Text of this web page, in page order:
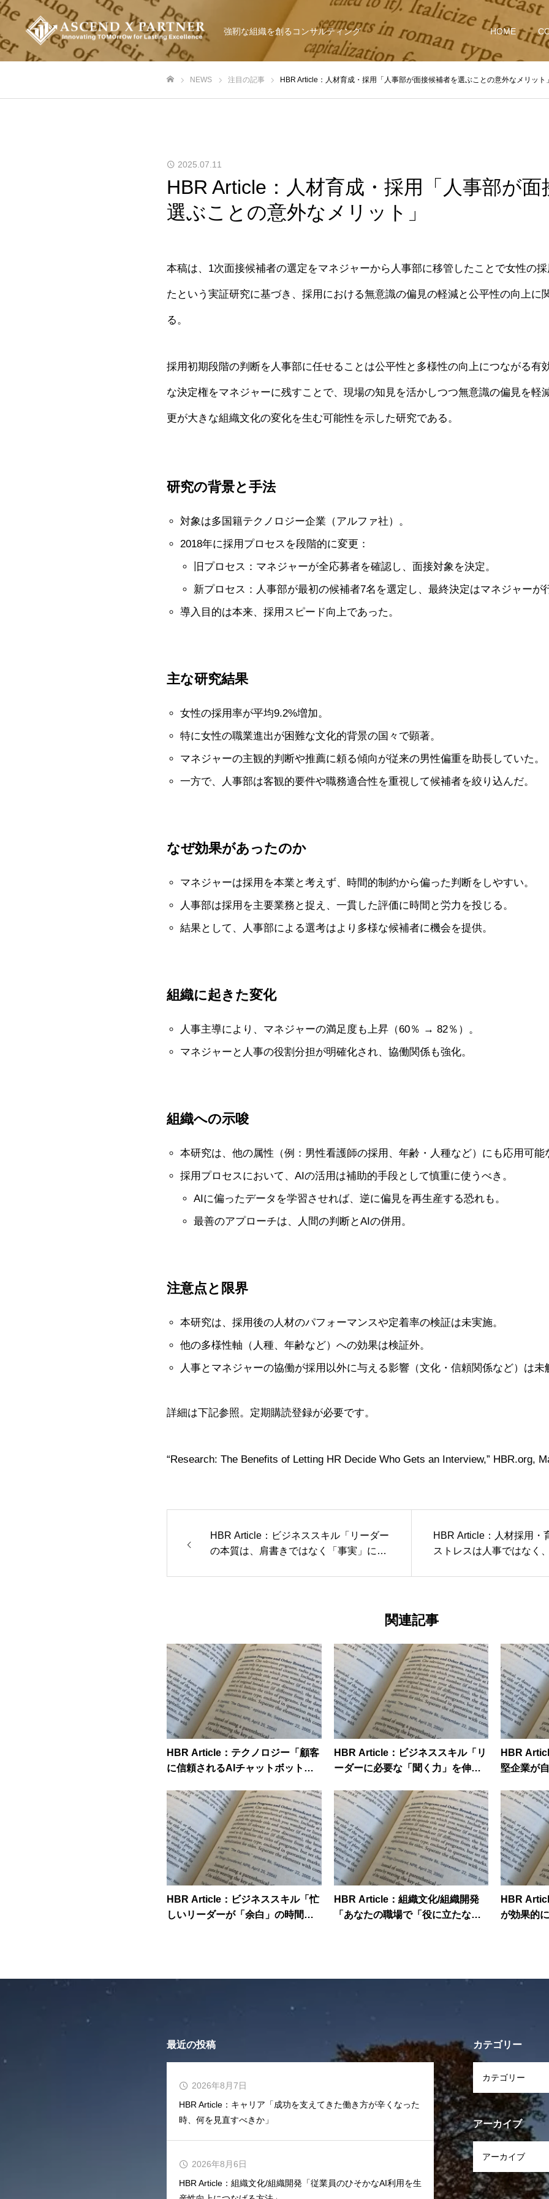
強靭な組織を創るコンサルティング HOME
NEWS 注目の記事 HBR Article：人材育成・採用「人事部が面接候補者を選ぶことの意外なメリット
2025.07.11
HBR Article：人材育成・採用「人事部が面
選ぶことの意外なメリット」
本稿は、1次面接候補者の選定をマネジャーから人事部に移管したことで女性の
たという実証研究に基づき、採用における無意識の偏見の軽減と公平性の向上に
る。
採用初期段階の判断を人事部に任せることは公平性と多様性の向上につながる有
な決定権をマネジャーに残すことで、現場の知見を活かしつつ無意識の偏見を軽
更が大きな組織文化の変化を生む可能性を示した研究である。
研究の背景と手法
対象は多国籍テクノロジー企業（アルファ社）。
2018年に採用プロセスを段階的に変更：
旧プロセス：マネジャーが全応募者を確認し、面接対象を決定。
新プロセス：人事部が最初の候補者7名を選定し、最終決定はマネジャーが
導入目的は本来、採用スピード向上であった。
主な研究結果
女性の採用率が平均9.2%増加。
特に女性の職業進出が困難な文化的背景の国々で顕著。
マネジャーの主観的判断や推薦に頼る傾向が従来の男性偏重を助長していた。
一方で、人事部は客観的要件や職務適合性を重視して候補者を絞り込んだ。
なぜ効果があったのか
マネジャーは採用を本業と考えず、時間的制約から偏った判断をしやすい。
人事部は採用を主要業務と捉え、一貫した評価に時間と労力を投じる。
結果として、人事部による選考はより多様な候補者に機会を提供。
組織に起きた変化
人事主導により、マネジャーの満足度も上昇（60％ → 82％）。
マネジャーと人事の役割分担が明確化され、協働関係も強化。
組織への示唆
本研究は、他の属性（例：男性看護師の採用、年齢・人種など）にも応用可能
採用プロセスにおいて、AIの活用は補助的手段として慎重に使うべき。
AIに偏ったデータを学習させれば、逆に偏見を再生産する恐れも。
最善のアプローチは、人間の判断とAIの併用。
注意点と限界
本研究は、採用後の人材のパフォーマンスや定着率の検証は未実施。
他の多様性軸（人種、年齢など）への効果は検証外。
人事とマネジャーの協働が採用以外に与える影響（文化・信頼関係など）は未
詳細は下記参照。定期購読登録が必要です。
“Research: The Benefits of Letting HR Decide Who Gets an Interview,” HBR.org,
HBR Article：ビジネススキル「リーダー
の本質は、肩書きではなく「事実」に宿
HBR Article：人材採用・
ストレスは人事ではなく
関連記事
HBR Article：テクノロジー「顧客
に信頼されるAIチャットボットを
HBR Article：ビジネススキル「リ
ーダーに必要な「聞く力」を伸ば
HBR
堅企業が
HBR Article：ビジネススキル「忙
しいリーダーが「余白」の時間を
HBR Article：組織文化/組織開発
「あなたの職場で「役に立たない
HBR
が効果的
最近の投稿
HBR Article：キャリア「成功を支えてきた働き方が辛くなった
時、何を見直すべきか」
2026年8月7日
HBR Article：組織文化/組織開発「従業員のひそかなAI利用を生
2026年8月6日
カテゴリー
アーカイブ